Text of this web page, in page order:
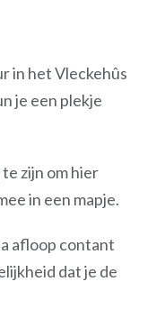
in het Vleckehûs
je een plekje
zijn om hier
in een mapje.
afloop contant
dat je de